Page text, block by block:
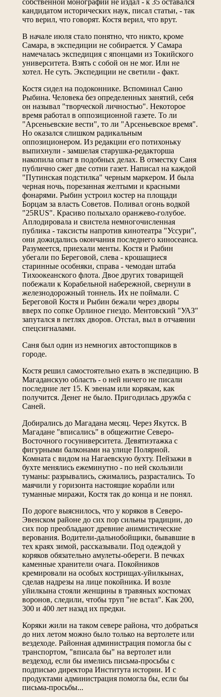
кандидатом исторических наук, писал статьи, - так
что верил, что говорят. Костя верил, что врут.
В начале июля стало понятно, что никто, кроме
Самара, в экспедиции не собирается. У Самара
намечалась экспедиция с японцами из Токийского
университета. Взять с собой он не мог. Или не
хотел. Не суть. Экспедиции не светили - факт.
Костя сидел на подоконнике. Вспоминал Саню
Рыбина. Человека без определенных занятий, себя
он называл "творческой личностью". Некоторое
время работал в оппозиционной газете. То ли
"Арсеньевские вести", то ли "Арсеньевское время".
Но оказался слишком радикальным
оппозиционером. Из редакции его потихоньку
выпихнули - замшелая старушка-редакторша
накопила опыт в подобных делах. В отместку Саня
публично сжег две сотни газет. Написал на каждой
"Путинская подстилка" черным маркером. И была
черная ночь, порезанная желтыми и красными
фонарями. Рыбин устроил костер на площади
Борцам за власть Советов. Поливал огонь водкой
"25RUS". Красиво полыхало оранжево-голубое.
Аплодировала и свистела немногочисленная
публика - таксисты напротив кинотеатра "Уссури",
они дожидались окончания последнего киносеанса.
Разумеется, приехали менты. Костя и Рыбин
убегали по Береговой, слева - крошащиеся
старинные особняки, справа - чемодан штаба
Тихоокеанского флота. Двое других товарищей
побежали к Корабельной набережной, свернули в
железнодорожный тоннель. Их не поймали. С
Береговой Костя и Рыбин бежали через дворы
вверх по сопке Орлиное гнездо. Ментовский "УАЗ"
запутался в петлях дворов. Отстал, выл в отчаянии
спецсигналами.
Саня был один из немногих автостопщиков в
городе.
Костя решил самостоятельно ехать в экспедицию. В
Магаданскую область - о ней ничего не писали
последние лет 15. К эвенам или корякам, как
получится. Денег не было. Пригодилась дружба с
Саней.
Добирались до Магадана месяц. Через Якутск. В
Магадане "вписались" в общежитие Северо-
Восточного госуниверситета. Девятиэтажка с
фигурными балконами на улице Полярной.
Комната с видом на Нагаевскую бухту. Пейзажи в
бухте менялись ежеминутно - по ней скользили
туманы: разрывались, сжимались, разрастались. То
маячили у горизонта настоящие корабли или
туманные миражи, Костя так до конца и не понял.
По дороге выяснилось, что у коряков в Северо-
Эвенском районе до сих пор сильны традиции, до
сих пор преобладают древние анимистические
верования. Водители-дальнобойщики, бывавшие в
тех краях зимой, рассказывали. Под одеждой у
коряков обязательно амулеты-обереги. В печках
каменные хранители очага. Покойников
кремировали на особых кострищах-уйилкынах,
сделав надрезы на лице покойника. И возле
уйилкына стояли женщины в травяных костюмах
воронов, следили, чтобы труп "не встал". Как 200,
300 и 400 лет назад их предки.
Коряки жили на таком севере района, что добраться
до них летом можно было только на вертолете или
вездеходе. Районная администрация помогла бы с
транспортом, "вписала бы" на вертолет или
вездеход, если бы имелись письма-просьбы с
подписью директора Института истории. И с
продуктами администрация помогла бы, если бы
письма-просьбы...